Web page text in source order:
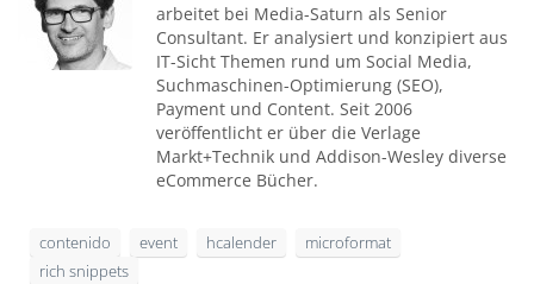
arbeitet bei Media-Saturn als Senior
Consultant. Er analysiert und konzipiert aus
IT-Sicht Themen rund um Social Media,
Suchmaschinen-Optimierung (SEO),
Payment und Content. Seit 2006
veröffentlicht er über die Verlage
Markt+Technik und Addison-Wesley diverse
eCommerce Bücher.
contenido event hcalender
microformat
rich snippets